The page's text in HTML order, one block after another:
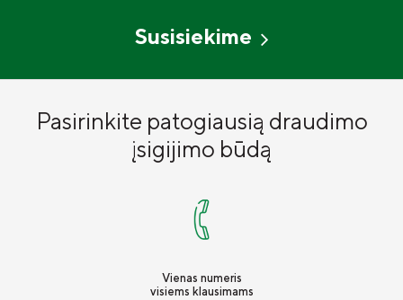
Susisiekime
Pasirinkite patogiausią draudimo
įsigijimo būdą
Vienas numeris
visiems klausimams